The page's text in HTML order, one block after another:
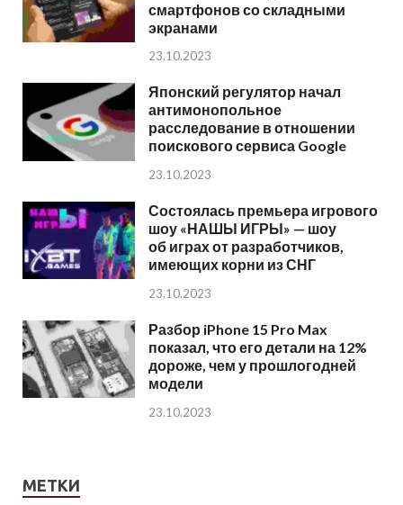
смартфонов со складными
экранами
23.10.2023
Японский регулятор начал
антимонопольное
расследование в отношении
поискового сервиса Google
23.10.2023
Состоялась премьера игрового
шоу «НАШЫ ИГРЫ» — шоу
об играх от разработчиков,
имеющих корни из СНГ
23.10.2023
Разбор iPhone 15 Pro Max
показал, что его детали на 12%
дороже, чем у прошлогодней
модели
23.10.2023
МЕТКИ